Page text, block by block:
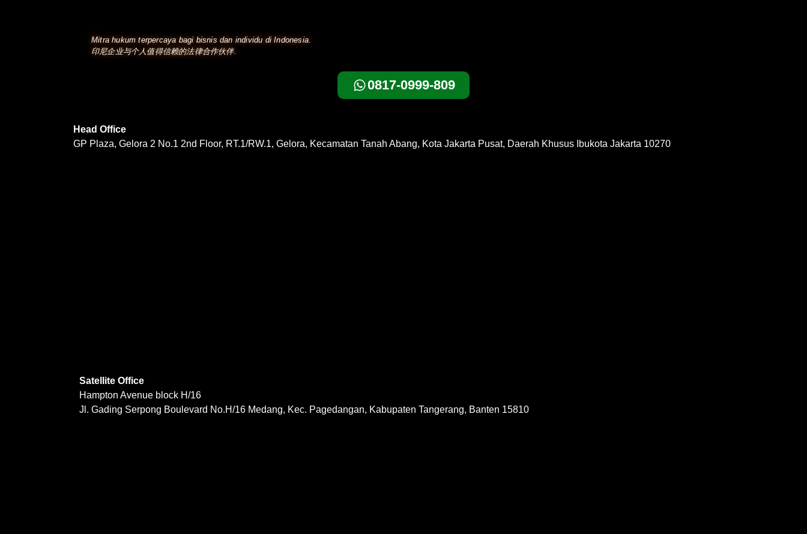
Mitra hukum terpercaya bagi bisnis dan individu di Indonesia.
印尼企业与个人值得信赖的法律合作伙伴.
0817-0999-809
Head Office
GP Plaza, Gelora 2 No.1 2nd Floor, RT.1/RW.1, Gelora, Kecamatan Tanah Abang, Kota Jakarta Pusat, Daerah Khusus Ibukota Jakarta 10270
Satellite Office
Hampton Avenue block H/16
Jl. Gading Serpong Boulevard No.H/16 Medang, Kec. Pagedangan, Kabupaten Tangerang, Banten 15810